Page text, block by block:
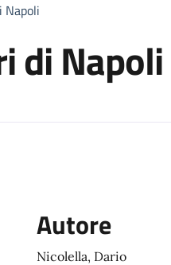
Napoli
di Napoli
Autore
Nicolella, Dario